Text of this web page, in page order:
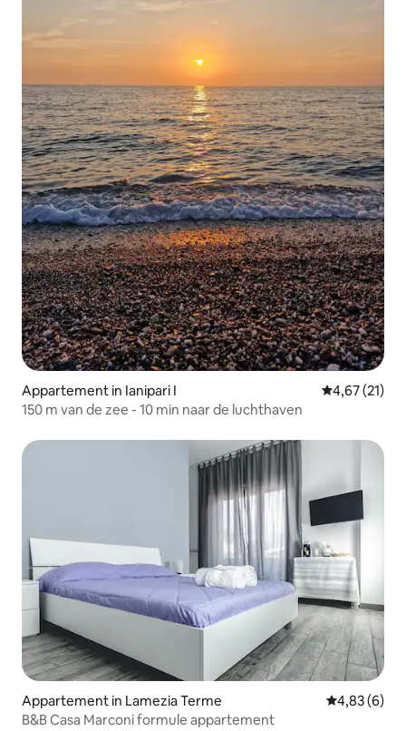
Appartement in Ianipari I Gemiddelde
4,67 (21)
150 m van de zee - 10 min naar de luchthaven
Appartement in Lamezia Terme Gemiddelde
4,83 (6)
B&B Casa Marconi formule appartement